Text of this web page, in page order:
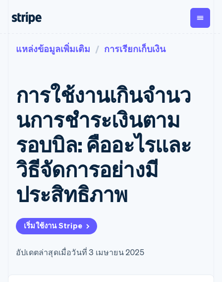
การชำระเงิน
การชำระเงิน
ออนไลน์
Payment links
การชำระเงิน
เขียนโค้ด
Checkout
UI การชำระ
เงินสำเร็จรูป
Elements
องค์ประกอบ UI
ที่ยืดหยุ่น
วิธีการชำระ
มากกว่า 125
รายการ
Authorization
ยกระดับการ
รายรับ
รายรับตาม
แบบแผนล่วง
หน้า
Metronome
การเรียกเก็บ
เงินตามการ
ใช้งาน
การชำระเงิน
ตามรอบบิล
การจัดการ
การชำระเงิน
ตามรอบบิล
Invoicing
ครั้งเดียวหรือ
ตามแบบแผน
ขายและ VAT
อัตโนมัติ
Revenue
การ
Global
เบิกจ่าย
บุคคลที่
สาม
ตามขั้น
ตามกรณีใช้งาน
การค้าแบบใช้เอเจนต์
อีคอมเมิร์ซ
บริการทางการเงินที่ผสาน
รวมในตัว
การทำงานอัตโนมัติด้าน
การเงิน
ธุรกิจทั่วโลก
การชำระเงินในแอป
การจัดการเงิน
แพลตฟอร์ม
เอกสารประกอบ
ไลบรารีและ SDK
Stripe Apps
คู่มือ
รับการชำระเงินออนไลน์
ติดตั้งใช้งานการชำระเงิน
สำเร็จรูป
สร้างแพลตฟอร์มหรือ
มาร์เก็ตเพลส
จัดการการชำระเงินตาม
เสนอการเรียกเก็บเงินตาม
การใช้งาน
รองรับอยู่
จัดเตรียมและจัดการ
เรียนรู้
คู่มือ
การสนับสนุน
รับการสนับสนุน
แพ็กเกจการสนับสนุนที่ได้
รับการจัดการ
บริการเฉพาะทาง
บริษัท
แผนงานผลิตภัณฑ์
การประชุมประจำปีแบบ
เซสชัน
แหล่งข้อมูลเพิ่มเติม การเรียกเก็บเงิน
การใช้งานเกินจํานว
นการชําระเงินตาม
รอบบิล: คืออะไรและ
วิธีจัดการอย่างมี
ประสิทธิภาพ
เริ่มใช้งาน Stripe
อัปเดตล่าสุดเมื่อวันที่ 3 เมษายน 2025